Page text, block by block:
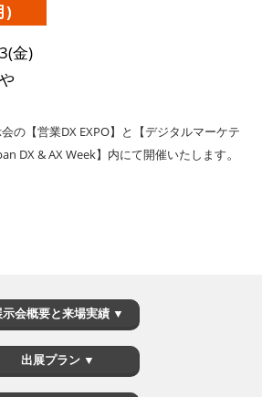
)
金)
の【営業DX EXPO】と【デジタルマーケテ
DX & AX Week】内にて開催いたします。
示会概要と来場実績 ▼
出展プラン ▼